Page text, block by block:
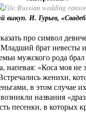
выкуп. И. Гурьев,
про символ
Младший брат невесты
мужского рода брал
напевая: «Коса моя не
женихи,
в этом случае
названия
песенки, в которых